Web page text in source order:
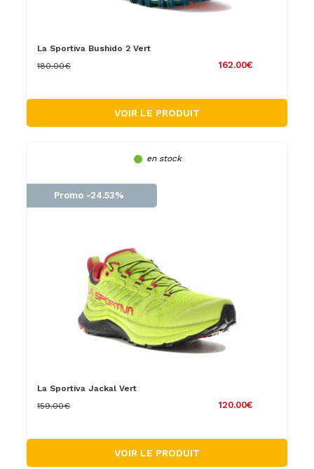
La Sportiva Bushido 2 Vert
162.00€
180.00€
VOIR LE PRODUIT
en stock
Promo -24.53%
La Sportiva Jackal Vert
120.00€
159.00€
VOIR LE PRODUIT